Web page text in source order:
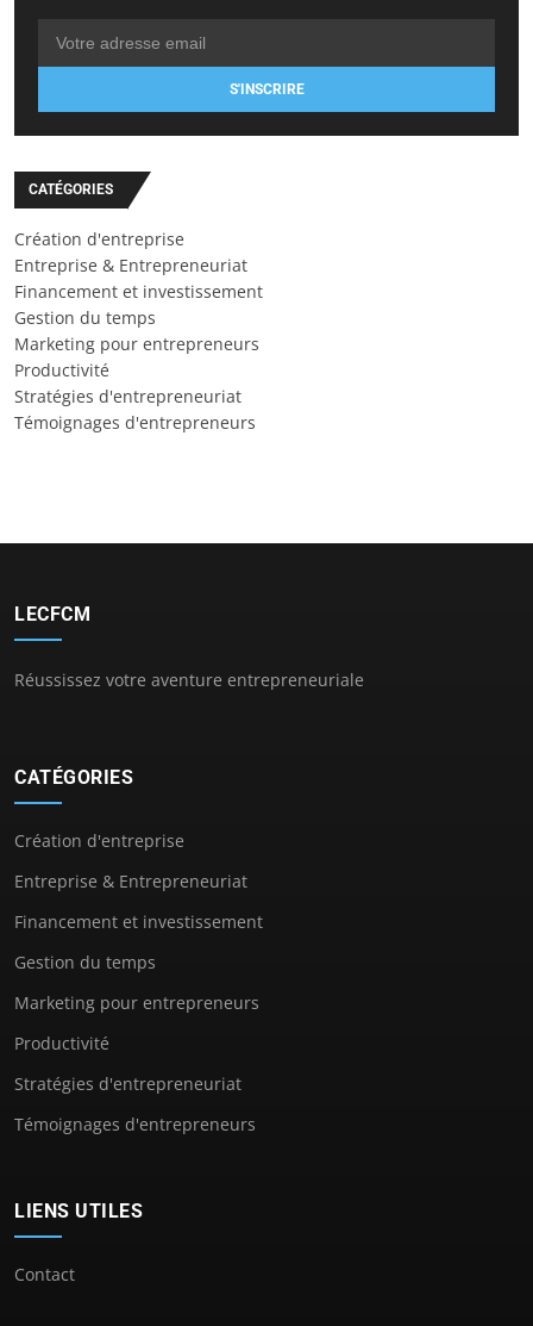
S'INSCRIRE
CATÉGORIES
Création d'entreprise
Entreprise & Entrepreneuriat
Financement et investissement
Gestion du temps
Marketing pour entrepreneurs
Productivité
Stratégies d'entrepreneuriat
Témoignages d'entrepreneurs
LECFCM
Réussissez votre aventure entrepreneuriale
CATÉGORIES
Création d'entreprise
Entreprise & Entrepreneuriat
Financement et investissement
Gestion du temps
Marketing pour entrepreneurs
Productivité
Stratégies d'entrepreneuriat
Témoignages d'entrepreneurs
LIENS UTILES
Contact